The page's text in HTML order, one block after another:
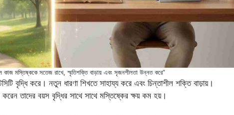
কাজ মস্তিষ্ককে সতেজ রাখে, স্মৃতিশক্তি বাড়ায় এবং সৃজনশীলতা উন্নত করে”
বৃদ্ধি করে। নতুন ধারণা শিখতে সাহায্য করে এবং চিন্তাশীল শক্তি বাড়ায়।
করেন তাদের বয়স বৃদ্ধির সাথে সাথে মস্তিষ্কের ক্ষয় কম হয়।